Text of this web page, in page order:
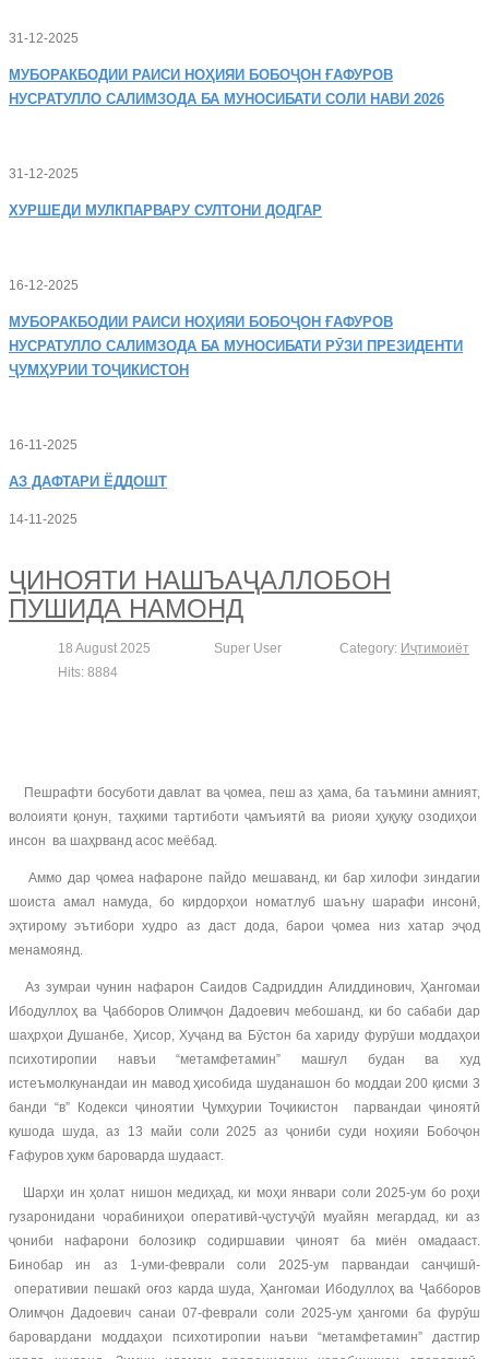
31-12-2025
МУБОРАКБОДИИ РАИСИ НОҲИЯИ БОБОҶОН ҒАФУРОВ
НУСРАТУЛЛО САЛИМЗОДА БА МУНОСИБАТИ СОЛИ НАВИ 2026
31-12-2025
ХУРШЕДИ МУЛКПАРВАРУ СУЛТОНИ ДОДГАР
16-12-2025
МУБОРАКБОДИИ РАИСИ НОҲИЯИ БОБОҶОН ҒАФУРОВ
НУСРАТУЛЛО САЛИМЗОДА БА МУНОСИБАТИ РӮЗИ ПРЕЗИДЕНТИ
ҶУМҲУРИИ ТОҶИКИСТОН
16-11-2025
АЗ ДАФТАРИ ЁДДОШТ
14-11-2025
ҶИНОЯТИ НАШЪАҶАЛЛОБОН
ПУШИДА НАМОНД
18 August 2025 Super User Category: Иҷтимоиёт
Hits: 8884
Пешрафти босуботи давлат ва ҷомеа, пеш аз ҳама, ба таъмини амният,
волоияти қонун, таҳкими тартиботи ҷамъиятӣ ва риояи ҳуқуқу озодиҳои
инсон ва шаҳрванд асос меёбад.
Аммо дар ҷомеа нафароне пайдо мешаванд, ки бар хилофи зиндагии
шоиста амал намуда, бо кирдорҳои номатлуб шаъну шарафи инсонӣ,
эҳтирому эътибори худро аз даст дода, барои ҷомеа низ хатар эҷод
менамоянд.
Аз зумраи чунин нафарон Саидов Садриддин Алиддинович, Ҳангомаи
Ибодуллоҳ ва Ҷабборов Олимҷон Дадоевич мебошанд, ки бо сабаби дар
шаҳрҳои Душанбе, Ҳисор, Хуҷанд ва Бӯстон ба хариду фурӯши моддаҳои
психотиропии навъи “метамфетамин” машғул будан ва худ
истеъмолкунандаи ин мавод ҳисобида шуданашон бо моддаи 200 қисми 3
банди “в” Кодекси ҷиноятии Ҷумҳурии Тоҷикистон парвандаи ҷиноятӣ
кушода шуда, аз 13 майи соли 2025 аз ҷониби суди ноҳияи Бобоҷон
Ғафуров ҳукм бароварда шудааст.
Шарҳи ин ҳолат нишон медиҳад, ки моҳи январи соли 2025-ум бо роҳи
гузаронидани чорабиниҳои оперативӣ-ҷустуҷӯӣ муайян мегардад, ки аз
ҷониби нафарони болозикр содиршавии ҷиноят ба миён омадааст.
Бинобар ин аз 1-уми-феврали соли 2025-ум парвандаи санҷишӣ-
оперативии пешакӣ оғоз карда шуда, Ҳангомаи Ибодуллоҳ ва Ҷабборов
Олимҷон Дадоевич санаи 07-феврали соли 2025-ум ҳангоми ба фурӯш
баровардани моддаҳои психотиропии наъви “метамфетамин” дастгир